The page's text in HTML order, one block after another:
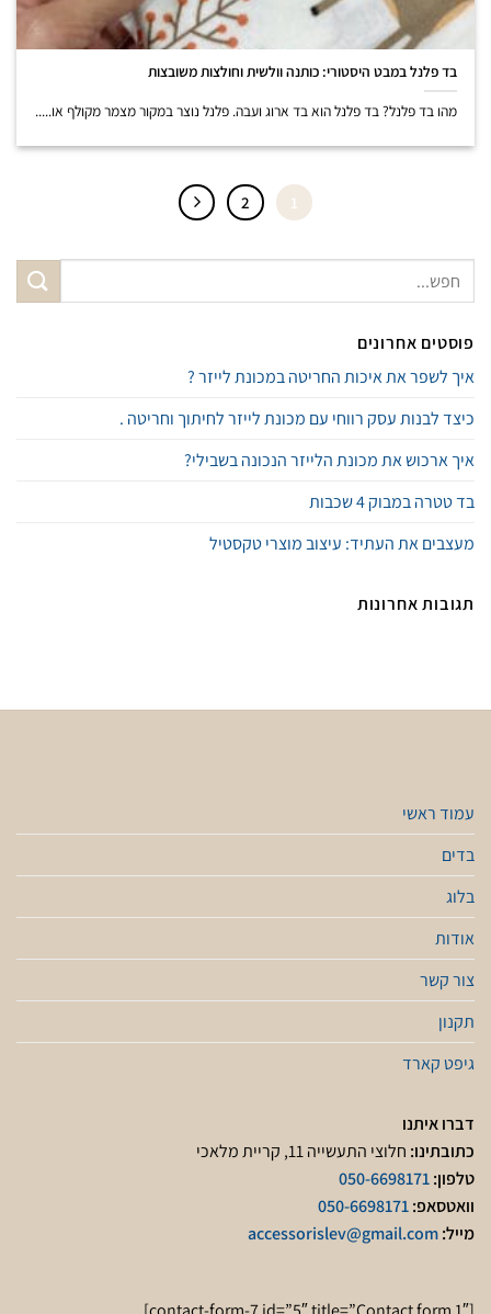
בד פלנל במבט היסטורי: כותנה וולשית וחולצות משובצות
מהו בד פלנל? בד פלנל הוא בד ארוג ועבה. פלנל נוצר במקור מצמר מקולף או.....
1
2
פוסטים אחרונים
איך לשפר את איכות החריטה במכונת לייזר ?
כיצד לבנות עסק רווחי עם מכונת לייזר לחיתוך וחריטה .
איך ארכוש את מכונת הלייזר הנכונה בשבילי?
בד טטרה במבוק 4 שכבות
מעצבים את העתיד: עיצוב מוצרי טקסטיל
תגובות אחרונות
עמוד ראשי
בדים
בלוג
אודות
צור קשר
תקנון
גיפט קארד
דברו איתנו
כתובתינו: חלוצי התעשייה 11, קריית מלאכי
טלפון:050-6698171
וואטסאפ:050-6698171
מייל:accessorislev@gmail.com